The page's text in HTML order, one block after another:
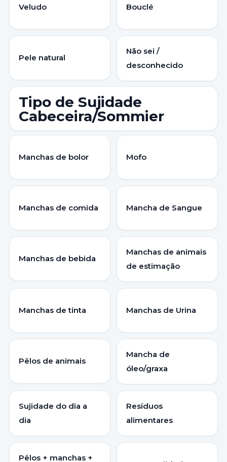
Veludo Bouclé
Pele natural
Não sei /
desconhecido
Tipo de Sujidade
Cabeceira/Sommier
Manchas de bolor Mofo
Manchas de comida Mancha de Sangue
Manchas de bebida
Manchas de animais
de estimação
Manchas de tinta Manchas de Urina
Pêlos de animais
Mancha de
óleo/graxa
Sujidade do dia a
dia
Resíduos
alimentares
Pêlos + manchas +